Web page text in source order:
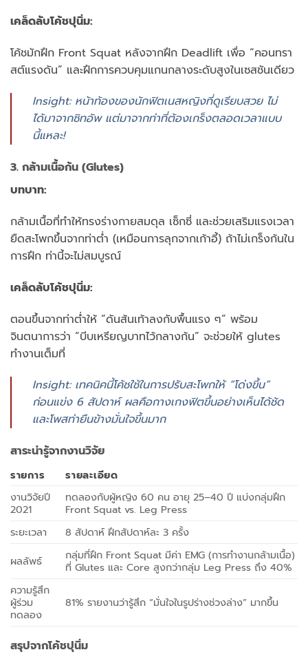
เคล็ดลับโค้ชปุนิ่ม:
โค้ชมักฝึก Front Squat หลังจากฝึก Deadlift เพื่อ “คอนทรา
สต์แรงดัน” และฝึกการควบคุมแกนกลางระดับสูงในเซสชันเดียว
Insight: หน้าท้องของนักฟิตเนสหญิงที่ดูเรียบสวย ไม่
ได้มาจากซิทอัพ แต่มาจากท่าที่ต้องเกร็งตลอดเวลาแบบ
นี้แหละ!
3. กล้ามเนื้อก้น (Glutes)
บทบาท:
กล้ามเนื้อที่ทำให้ทรงร่างกายสมดุล เซ็กซี่ และช่วยเสริมแรงเวลา
ยืดสะโพกขึ้นจากท่าต่ำ (เหมือนการลุกจากเก้าอี้) ถ้าไม่เกร็งก้นใน
การฝึก ท่านี้จะไม่สมบูรณ์
เคล็ดลับโค้ชปุนิ่ม:
ตอนขึ้นจากท่าต่ำให้ “ดันส้นเท้าลงกับพื้นแรง ๆ” พร้อม
จินตนาการว่า “บีบเหรียญบาทไว้กลางก้น” จะช่วยให้ glutes
ทำงานเต็มที่
Insight: เทคนิคนี้โค้ชใช้ในการปรับสะโพกให้ “โด่งขึ้น”
ก่อนแข่ง 6 สัปดาห์ ผลคือกางเกงฟิตขึ้นอย่างเห็นได้ชัด
และโพสท่ายืนข้างมั่นใจขึ้นมาก
สาระน่ารู้จากงานวิจัย
รายการ
รายละเอียด
งานวิจัยปี
2021
ทดลองกับผู้หญิง 60 คน อายุ 25–40 ปี แบ่งกลุ่มฝึก
Front Squat vs. Leg Press
ระยะเวลา
8 สัปดาห์ ฝึกสัปดาห์ละ 3 ครั้ง
ผลลัพธ์
กลุ่มที่ฝึก Front Squat มีค่า EMG (การทำงานกล้ามเนื้อ)
ที่ Glutes และ Core สูงกว่ากลุ่ม Leg Press ถึง 40%
ความรู้สึก
ผู้ร่วม
ทดลอง
81% รายงานว่ารู้สึก “มั่นใจในรูปร่างช่วงล่าง” มากขึ้น
สรุปจากโค้ชปุนิ่ม